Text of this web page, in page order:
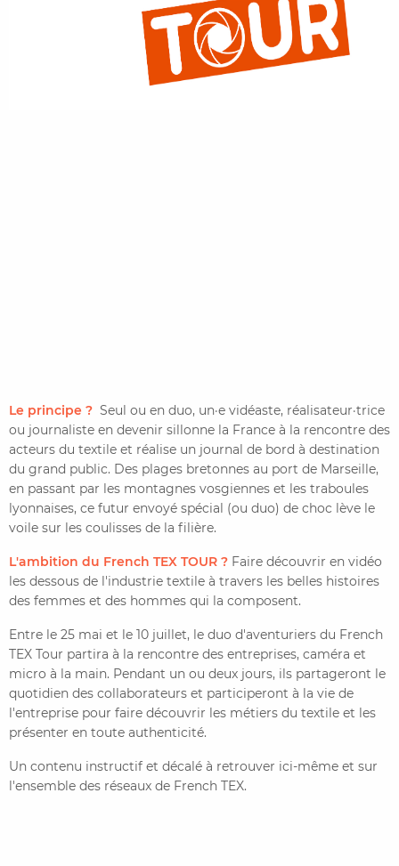
Le principe ? Seul ou en duo, un·e vidéaste, réalisateur·trice
ou journaliste en devenir sillonne la France à la rencontre des
acteurs du textile et réalise un journal de bord à destination
du grand public. Des plages bretonnes au port de Marseille,
en passant par les montagnes vosgiennes et les traboules
lyonnaises, ce futur envoyé spécial (ou duo) de choc lève le
voile sur les coulisses de la filière.
L'ambition du French TEX TOUR ? Faire découvrir en vidéo
les dessous de l'industrie textile à travers les belles histoires
des femmes et des hommes qui la composent.
Entre le 25 mai et le 10 juillet, le duo d'aventuriers du French
TEX Tour partira à la rencontre des entreprises, caméra et
micro à la main. Pendant un ou deux jours, ils partageront le
quotidien des collaborateurs et participeront à la vie de
l'entreprise pour faire découvrir les métiers du textile et les
présenter en toute authenticité.
Un contenu instructif et décalé à retrouver ici-même et sur
l'ensemble des réseaux de French TEX.